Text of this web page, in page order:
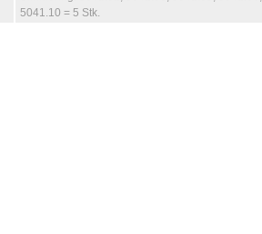
5041.10 = 5 Stk.